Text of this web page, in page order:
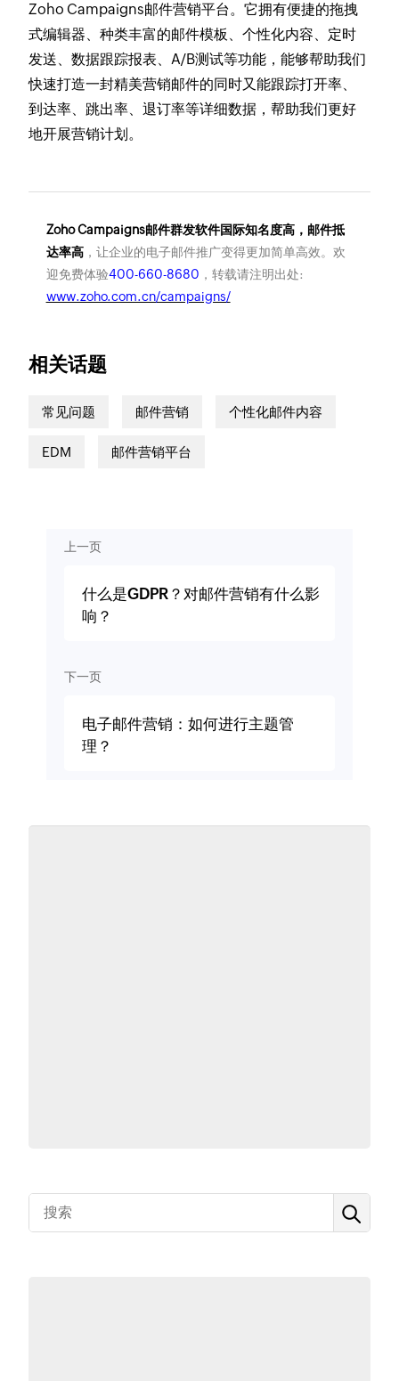
Zoho Campaigns邮件营销平台。它拥有便捷的拖拽
式编辑器、种类丰富的邮件模板、个性化内容、定时
发送、数据跟踪报表、A/B测试等功能，能够帮助我们
快速打造一封精美营销邮件的同时又能跟踪打开率、
到达率、跳出率、退订率等详细数据，帮助我们更好
地开展营销计划。
Zoho Campaigns邮件群发软件国际知名度高，邮件抵
达率高，让企业的电子邮件推广变得更加简单高效。欢
迎免费体验400-660-8680 ，转载请注明出处:
www.zoho.com.cn/campaigns/
相关话题
常见问题 邮件营销 个性化邮件内容
EDM 邮件营销平台
上一页
什么是GDPR？对邮件营销有什么影
响？
下一页
电子邮件营销：如何进行主题管
理？